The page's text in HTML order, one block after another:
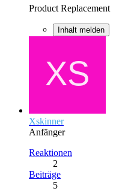
Product Replacement
Inhalt melden
Xskinner
Anfänger
Reaktionen
2
Beiträge
5